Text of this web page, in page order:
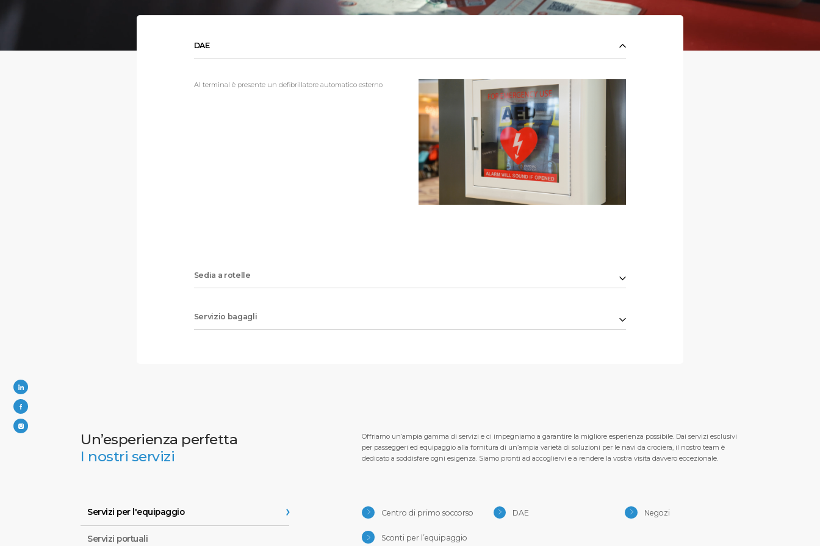
DAE
Al terminal è presente un defibrillatore automatico esterno
Sedia a rotelle
Servizio bagagli
Un’esperienza perfetta
I nostri servizi
Offriamo un’ampia gamma di servizi e ci impegniamo a garantire la migliore esperienza possibile. Dai servizi esclusivi
per passeggeri ed equipaggio alla fornitura di un’ampia varietà di soluzioni per le navi da crociera, il nostro team è
dedicato a soddisfare ogni esigenza. Siamo pronti ad accogliervi e a rendere la vostra visita davvero eccezionale.
Servizi per l'equipaggio
Servizi portuali
Centro di primo soccorso DAE Negozi
Sconti per l’equipaggio